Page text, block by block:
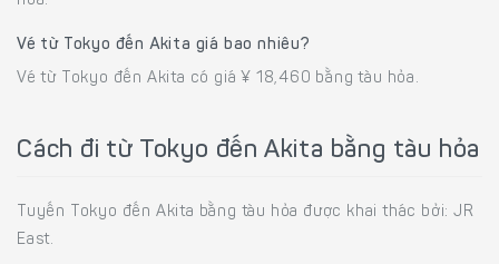
Vé từ Tokyo đến Akita giá bao nhiêu?
Vé từ Tokyo đến Akita có giá ¥ 18,460 bằng tàu hỏa.
Cách đi từ Tokyo đến Akita bằng tàu hỏa
Tuyến Tokyo đến Akita bằng tàu hỏa được khai thác bởi: JR
East.